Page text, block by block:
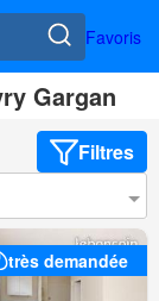
Favoris
Gargan
Filtres
très demandée